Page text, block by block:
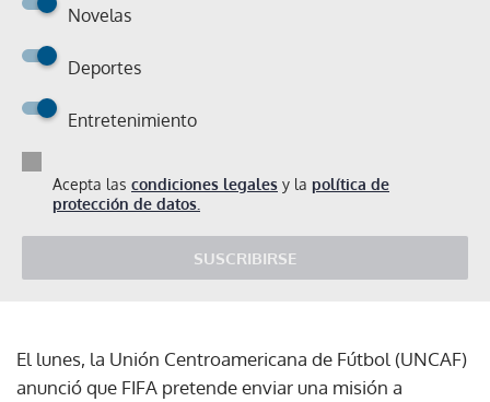
Novelas
Deportes
Entretenimiento
Acepta las condiciones legales y la política de
protección de datos.
SUSCRIBIRSE
El lunes, la Unión Centroamericana de Fútbol (UNCAF)
anunció que FIFA pretende enviar una misión a